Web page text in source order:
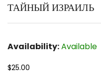
ТАЙНЫЙ ИЗРАИЛЬ
Availability:Available
$25.00